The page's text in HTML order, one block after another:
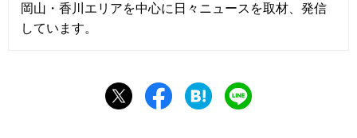
岡山・香川エリアを中心に日々ニュースを取材、発信
しています。